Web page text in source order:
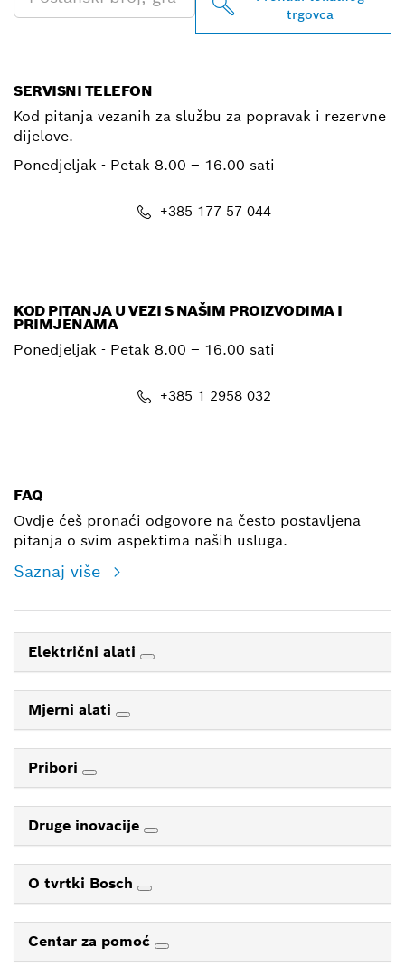
trgovca
SERVISNI TELEFON
Kod pitanja vezanih za službu za popravak i rezervne
dijelove.
Ponedjeljak - Petak 8.00 – 16.00 sati
+385 177 57 044
KOD PITANJA U VEZI S NAŠIM PROIZVODIMA I
PRIMJENAMA
Ponedjeljak - Petak 8.00 – 16.00 sati
+385 1 2958 032
FAQ
Ovdje ćeš pronaći odgovore na često postavljena
pitanja o svim aspektima naših usluga.
Saznaj više
Električni alati
Mjerni alati
Pribori
Druge inovacije
O tvrtki Bosch
Centar za pomoć